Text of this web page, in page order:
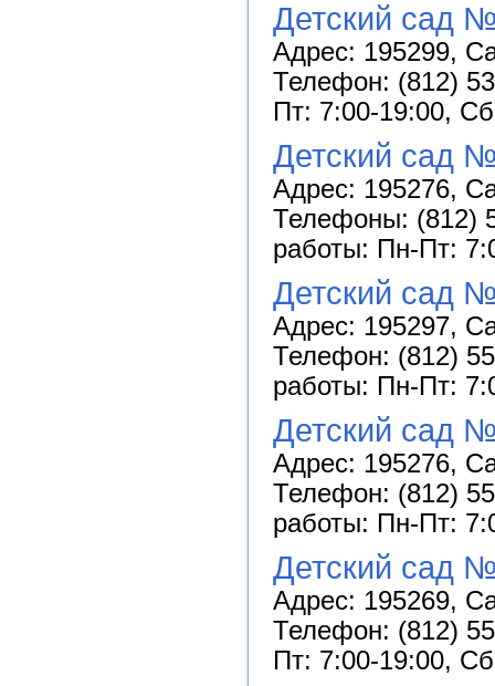
Детский сад
Адрес: 195299,
Телефон: (812)
Пт: 7:00-19:00,
Детский сад
Адрес: 195276,
Телефоны: (812)
работы: Пн-Пт:
Детский сад
Адрес: 195297,
Телефон: (812)
работы: Пн-Пт:
Детский сад
Адрес: 195276,
Телефон: (812)
работы: Пн-Пт:
Детский сад
Адрес: 195269,
Телефон: (812)
Пт: 7:00-19:00,